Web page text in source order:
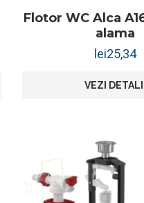
Flotor WC Alca
alama
lei25,34
VEZI DETALII